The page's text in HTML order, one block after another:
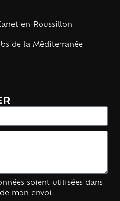
en-Roussillon
de la Méditerranée
soient utilisées dans
mon envoi.